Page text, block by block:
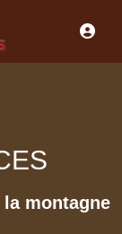
montagne